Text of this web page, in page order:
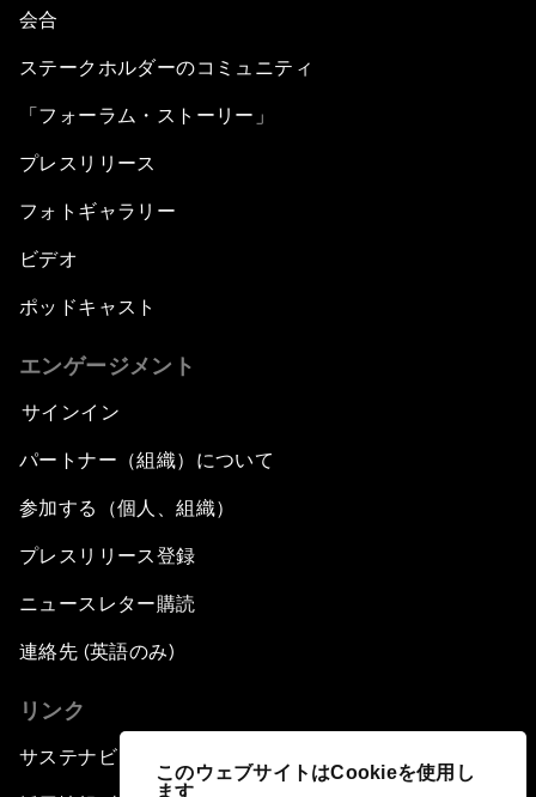
このウェブサイトはCookieを使用し
ます
会合
ステークホルダーのコミュニティ
「フォーラム・ストーリー」
プレスリリース
フォトギャラリー
ビデオ
ポッドキャスト
エンゲージメント
サインイン
パートナー（組織）について
参加する（個人、組織）
プレスリリース登録
ニュースレター購読
連絡先 (英語のみ)
リンク
サステナビリティへの取り組み